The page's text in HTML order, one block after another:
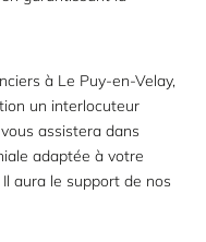
à Le Puy-en-Velay,
un interlocuteur
assistera dans
adaptée à votre
aura le support de nos